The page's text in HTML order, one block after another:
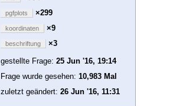
pgfplots ×299
koordinaten ×9
beschriftung
×3
gestellte Frage: 25 Jun '16, 19:14
Frage wurde gesehen: 10,983 Mal
zuletzt geändert: 26 Jun '16, 11:31